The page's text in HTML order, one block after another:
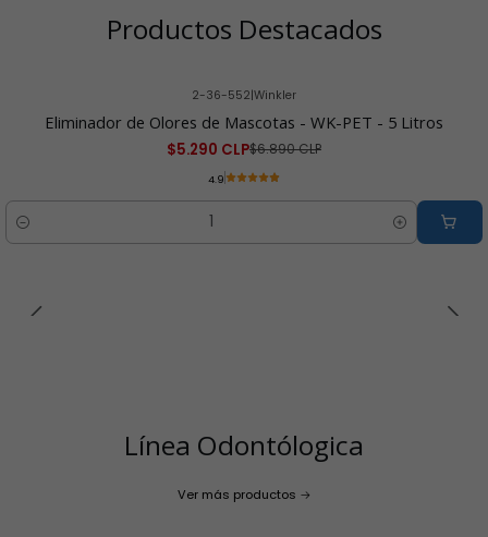
Productos Destacados
2-36-552|Winkler
Eliminador de Olores de Mascotas - WK-PET - 5 Litros
$5.290 CLP$6.890 CLP
4.9
Cantidad
Línea Odontólogica
Ver más productos